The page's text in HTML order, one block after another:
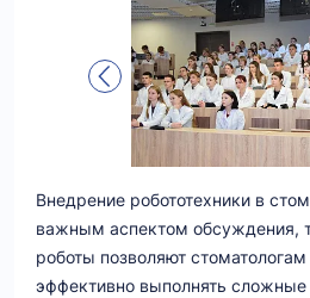
Внедрение робототехники в
важным аспектом обсуждения,
роботы позволяют
эффективно выполнять сложные